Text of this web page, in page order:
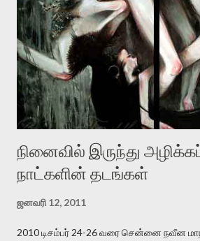
இருக்கிறார். அவர் கடுமையான
உயிர்மை அவரை தாக்க உத்தேசித்தாலும்
ஜெயமோகன் அந்த பிரமையால் தொடர்ந்து
உள்ளார். உங்களை பற்றின இந்த தாக்குதல் கூட
உண்மையே! ராக்கி படத்தில் குத்துச்சண்டை
ஓரிடத்தில் சொல்வார்: ...
நினைவில் இருந்து
நாட்களின் தடங்கள்
ஜனவரி 12, 2011
2010 டிசம்பர் 24-26 வரை சென்னை நவீன